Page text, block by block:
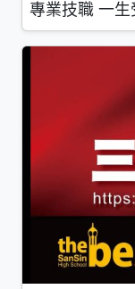
專業技職 一生